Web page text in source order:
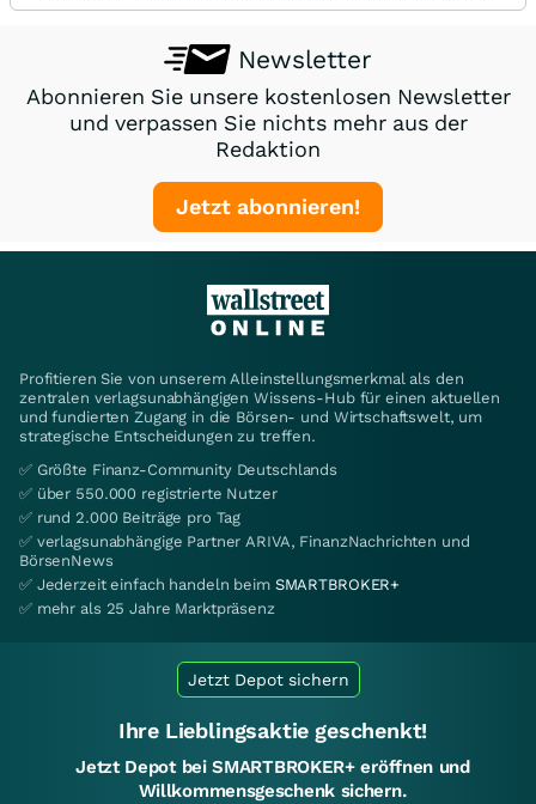
Newsletter
Abonnieren Sie unsere kostenlosen Newsletter
und verpassen Sie nichts mehr aus der
Redaktion
Jetzt abonnieren!
Profitieren Sie von unserem Alleinstellungsmerkmal als den
zentralen verlagsunabhängigen Wissens-Hub für einen aktuellen
und fundierten Zugang in die Börsen- und Wirtschaftswelt, um
strategische Entscheidungen zu treffen.
✅ Größte Finanz-Community Deutschlands
✅ über 550.000 registrierte Nutzer
✅ rund 2.000 Beiträge pro Tag
✅ verlagsunabhängige Partner ARIVA, FinanzNachrichten und
BörsenNews
✅ Jederzeit einfach handeln beim SMARTBROKER+
✅ mehr als 25 Jahre Marktpräsenz
Jetzt Depot sichern
Ihre Lieblingsaktie geschenkt!
Jetzt Depot bei SMARTBROKER+ eröffnen und
Willkommensgeschenk sichern.